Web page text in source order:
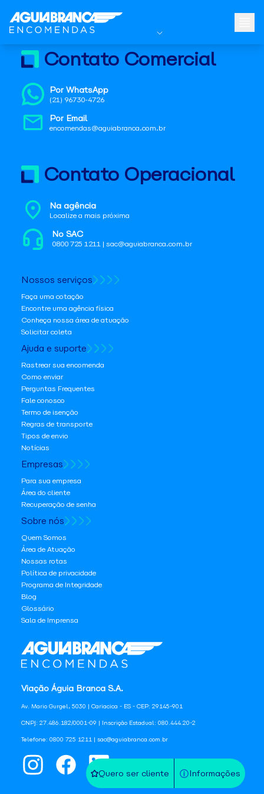
Quero ser cliente Informações
Viação Águia Branca S.A.
Av. Mario Gurgel, 5030 | Cariacica - ES - CEP: 29145-901
CNPJ: 27.486.182/0001-09 | Inscrição Estadual: 080.444.20-2
Telefone: 0800 725 1211 | sac@aguiabranca.com.br
Contato Comercial
Por WhatsApp
(21) 96730-4726
Por Email
encomendas@aguiabranca.com.br
Contato Operacional
Na agência
Localize a mais próxima
No SAC
0800 725 1211 | sac@aguiabranca.com.br
Nossos serviços
Faça uma cotação
Encontre uma agência física
Conheça nossa área de atuação
Solicitar coleta
Ajuda e suporte
Rastrear sua encomenda
Como enviar
Perguntas Frequentes
Fale conosco
Termo de isenção
Regras de transporte
Tipos de envio
Notícias
Empresas
Para sua empresa
Área do cliente
Recuperação de senha
Sobre nós
Quem Somos
Área de Atuação
Nossas rotas
Política de privacidade
Programa de Integridade
Blog
Glossário
Sala de Imprensa